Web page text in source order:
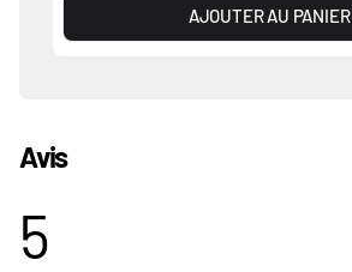
AJOUTER AU PANIER
Avis
5